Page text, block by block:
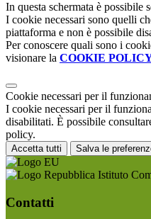
In questa schermata è possibile
I cookie necessari sono quelli
piattaforma e non è possibile
Per conoscere quali sono i
visionare la COOKIE
Cookie necessari per il
I cookie necessari per il
disabilitati. È possibile
policy.
Accetta tutti Salva le
Istituto
Contatti